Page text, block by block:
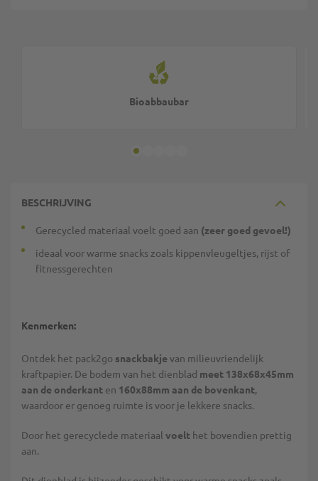
Bioabbaubar
BESCHRIJVING
Gerecycled materiaal voelt goed aan (zeer goed gevoel!)
ideaal voor warme snacks zoals kippenvleugeltjes, rijst of
fitnessgerechten
Kenmerken:
Ontdek het pack2go snackbakjevan milieuvriendelijk
kraftpapier. De bodem van het dienblad meet 138x68x45mm
aan de onderkant en 160x88mm aan de bovenkant,
waardoor er genoeg ruimte is voor je lekkere snacks.
Door het gerecyclede materiaal voelt het bovendien prettig
aan.